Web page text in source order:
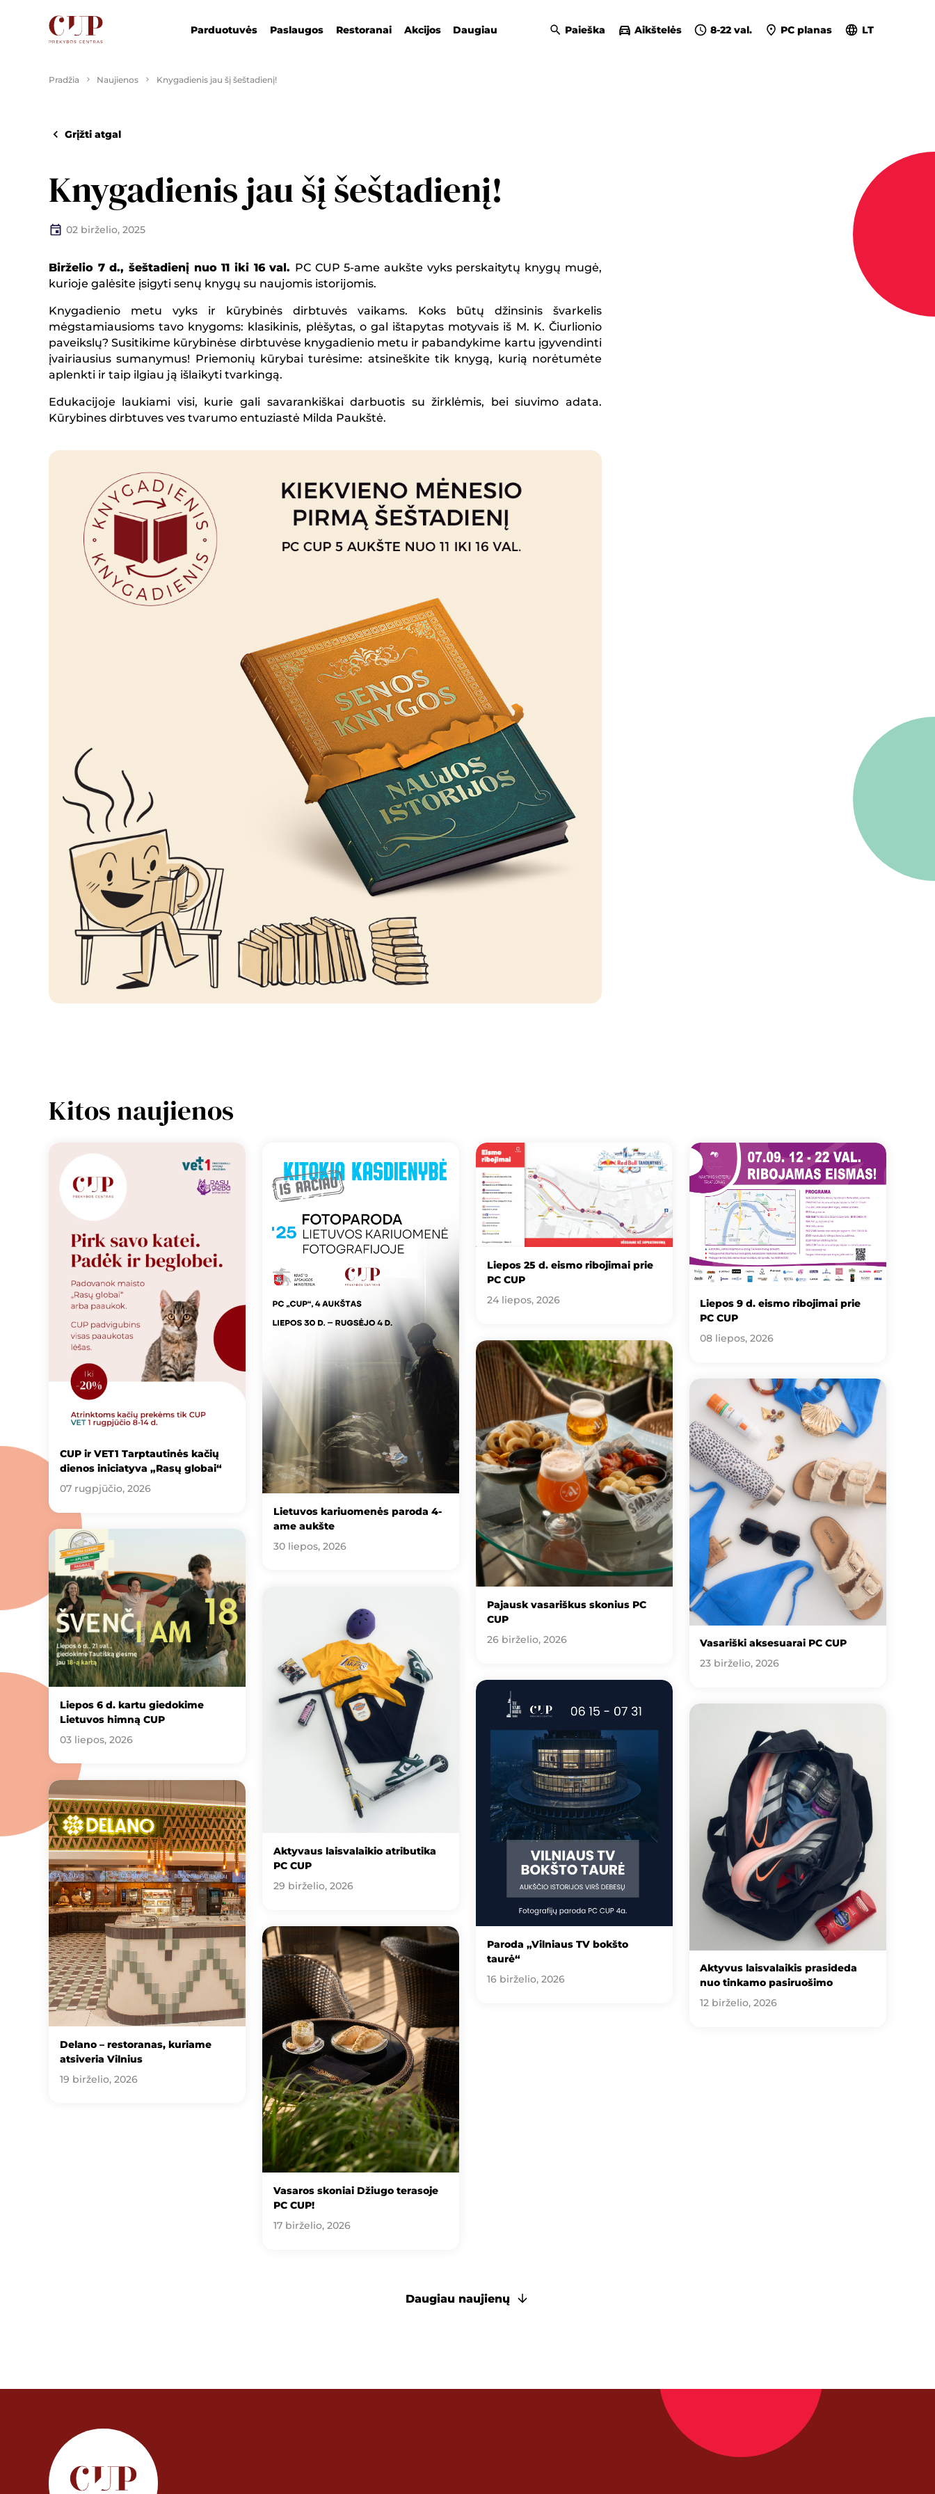
Parduotuvės Paslaugos Restoranai Akcijos Daugiau Paieška Aikštelės 8-22 val. PC planas LT
Pradžia Naujienos Knygadienis jau šį šeštadienį!
Grįžti atgal
Knygadienis jau šį šeštadienį!
02 birželio, 2025
Birželio 7 d., šeštadienį nuo 11 iki 16 val. PC CUP 5-ame aukšte vyks perskaitytų knygų mugė,
kurioje galėsite įsigyti senų knygų su naujomis istorijomis.
Knygadienio metu vyks ir kūrybinės dirbtuvės vaikams. Koks būtų džinsinis švarkelis
mėgstamiausioms tavo knygoms: klasikinis, plėšytas, o gal ištapytas motyvais iš M. K. Čiurlionio
paveikslų? Susitikime kūrybinėse dirbtuvėse knygadienio metu ir pabandykime kartu įgyvendinti
įvairiausius sumanymus! Priemonių kūrybai turėsime: atsineškite tik knygą, kurią norėtumėte
aplenkti ir taip ilgiau ją išlaikyti tvarkingą.
Edukacijoje laukiami visi, kurie gali savarankiškai darbuotis su žirklėmis, bei siuvimo adata.
Kūrybines dirbtuves ves tvarumo entuziastė Milda Paukštė.
Kitos naujienos
CUP ir VET1 Tarptautinės kačių
dienos iniciatyva „Rasų globai“
07 rugpjūčio, 2026
Lietuvos kariuomenės paroda 4-
ame aukšte
30 liepos, 2026
Liepos 25 d. eismo ribojimai prie
PC CUP
24 liepos, 2026
Liepos 9 d. eismo ribojimai prie
PC CUP
08 liepos, 2026
Liepos 6 d. kartu giedokime
Lietuvos himną CUP
03 liepos, 2026
Aktyvaus laisvalaikio atributika
PC CUP
29 birželio, 2026
Pajausk vasariškus skonius PC
CUP
26 birželio, 2026
Vasariški aksesuarai PC CUP
23 birželio, 2026
Delano – restoranas, kuriame
atsiveria Vilnius
19 birželio, 2026
Vasaros skoniai Džiugo terasoje
PC CUP!
17 birželio, 2026
Paroda „Vilniaus TV bokšto
taurė“
16 birželio, 2026
Aktyvus laisvalaikis prasideda
nuo tinkamo pasiruošimo
12 birželio, 2026
Daugiau naujienų